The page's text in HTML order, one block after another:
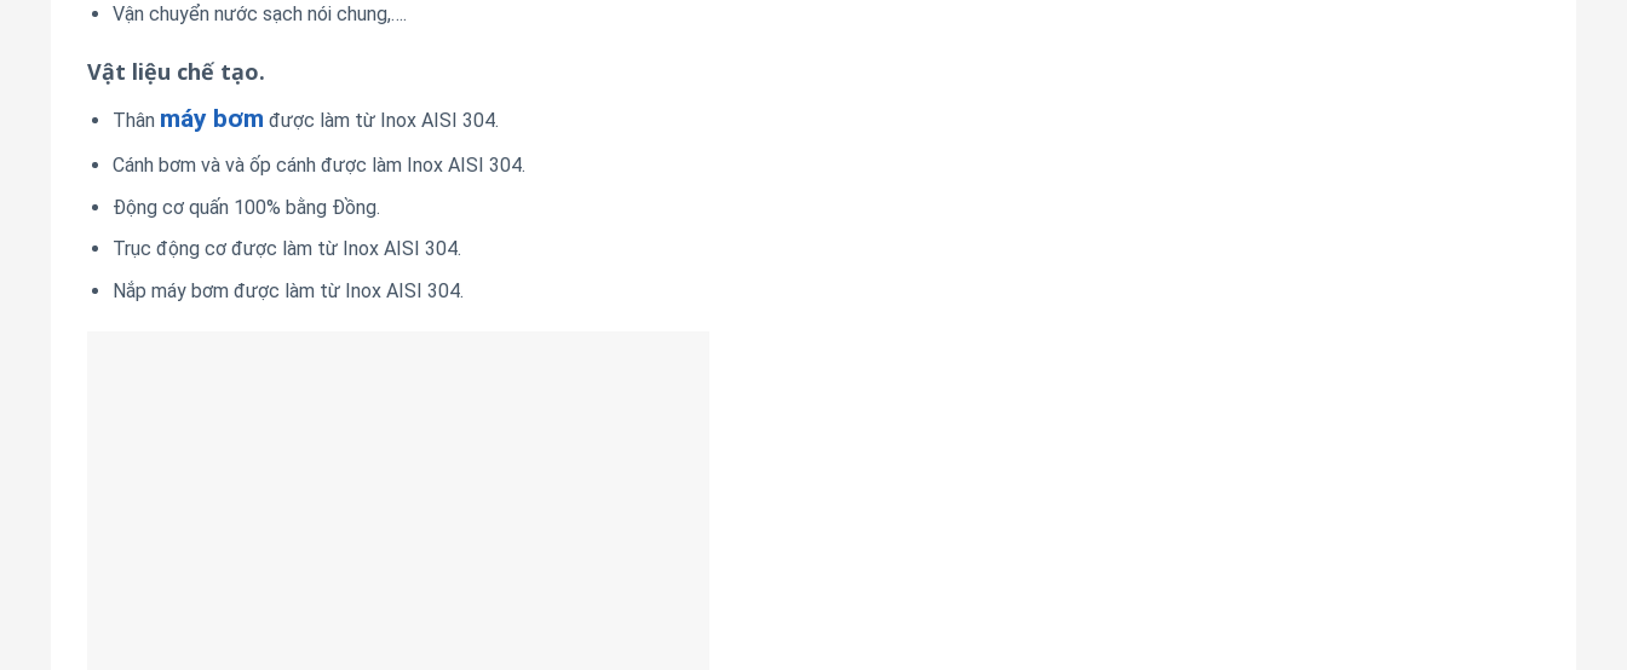
Vận chuyển nước sạch nói chung,….
Vật liệu chế tạo.
Thân máy bơm được làm từ Inox AISI 304.
Cánh bơm và và ốp cánh được làm Inox AISI 304.
Động cơ quấn 100% bằng Đồng.
Trục động cơ được làm từ Inox AISI 304.
Nắp máy bơm được làm từ Inox AISI 304.